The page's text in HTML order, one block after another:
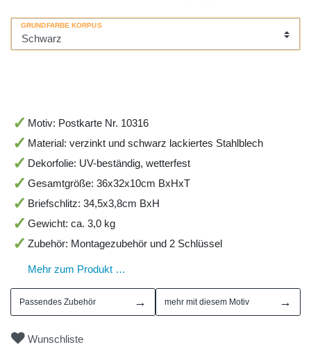
GRUNDFARBE KORPUS
Motiv: Postkarte Nr. 10316
Material: verzinkt und schwarz lackiertes Stahlblech
Dekorfolie: UV-beständig, wetterfest
Gesamtgröße: 36x32x10cm BxHxT
Briefschlitz: 34,5x3,8cm BxH
Gewicht: ca. 3,0 kg
Zubehör: Montagezubehör und 2 Schlüssel
Mehr zum Produkt …
Passendes Zubehör → mehr mit diesem Motiv →
Wunschliste